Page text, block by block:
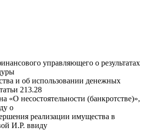
управляющего о результатах
и об использовании денежных
213.28
«О несостоятельности (банкротстве)»,
о
реализации имущества в
И.Р. ввиду